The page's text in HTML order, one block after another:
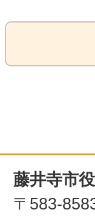
藤井寺市
〒583-